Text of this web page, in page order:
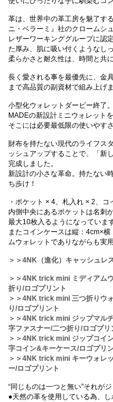
革は、世界中の革工房を魅了す
ニ・ベラーミ』社のクロームシ
レザーワーキンググループに認
た厚み、肌に吸い付くようなし
柔らかさと耐久性は、時間と共
長く愛される事を最優先に、金
まで高品質の副資材で組み上げま
小型化ウォレットダービー終了
MADEの新設計ミニウォレット
そこには必要最低限の使いやす
財布を持たない現代のライフス
ッシュアップすることで、「新
完成しました。
新設計の小さな革命。持たない
ち歩け！
・ポケット × 4、札入れ × 2、コ
内側中央にあるポケットは名刺
最大10枚入るようになっています
またコインケースは縦：4cm×
ムウォレットでありながらも実
＞＞4NK（進化）キャッシュレ
＞＞4NK trick mini ミディアム
折り/ロゴプリント
＞＞4NK trick mini 三つ折りウ
り/ロゴプリント
＞＞4NK trick mini ジップマル
字ファスナー/二つ折り/ロゴプリ
＞＞4NK trick mini ジップコイ
字コイン&キーケース/ロゴプリ
＞＞4NK trick mini キーウォレ
ー/ロゴプリント
“同じものは一つと無い”それが
●天然の革を使用している為、